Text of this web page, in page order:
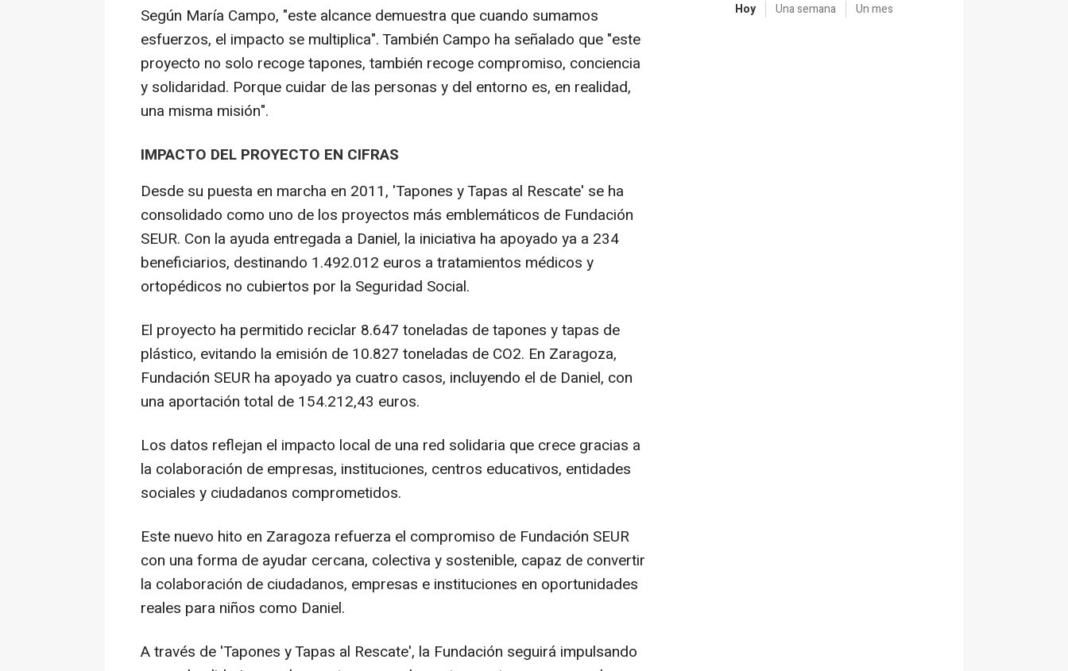
Según María Campo, "este alcance demuestra que cuando sumamos
esfuerzos, el impacto se multiplica". También Campo ha señalado que "este
proyecto no solo recoge tapones, también recoge compromiso, conciencia
y solidaridad. Porque cuidar de las personas y del entorno es, en realidad,
una misma misión".
IMPACTO DEL PROYECTO EN CIFRAS
Desde su puesta en marcha en 2011, 'Tapones y Tapas al Rescate' se ha
consolidado como uno de los proyectos más emblemáticos de Fundación
SEUR. Con la ayuda entregada a Daniel, la iniciativa ha apoyado ya a 234
beneficiarios, destinando 1.492.012 euros a tratamientos médicos y
ortopédicos no cubiertos por la Seguridad Social.
El proyecto ha permitido reciclar 8.647 toneladas de tapones y tapas de
plástico, evitando la emisión de 10.827 toneladas de CO2. En Zaragoza,
Fundación SEUR ha apoyado ya cuatro casos, incluyendo el de Daniel, con
una aportación total de 154.212,43 euros.
Los datos reflejan el impacto local de una red solidaria que crece gracias a
la colaboración de empresas, instituciones, centros educativos, entidades
sociales y ciudadanos comprometidos.
Este nuevo hito en Zaragoza refuerza el compromiso de Fundación SEUR
con una forma de ayudar cercana, colectiva y sostenible, capaz de convertir
la colaboración de ciudadanos, empresas e instituciones en oportunidades
reales para niños como Daniel.
A través de 'Tapones y Tapas al Rescate', la Fundación seguirá impulsando
Hoy Una semana Un mes